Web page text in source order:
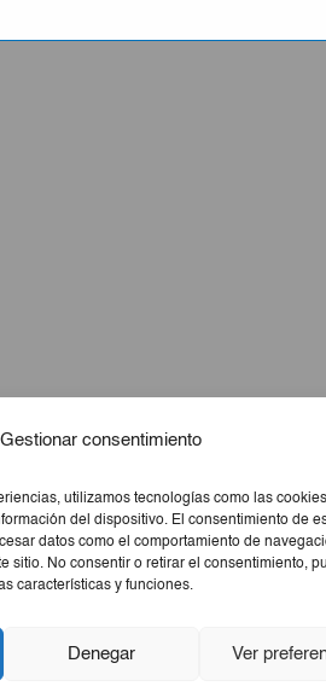
Gestionar consentimiento
utilizamos tecnologías como las
del dispositivo. El consentimiento de
datos como el comportamiento de
sitio. No consentir o retirar el consentimiento,
características y funciones.
Denegar Ver